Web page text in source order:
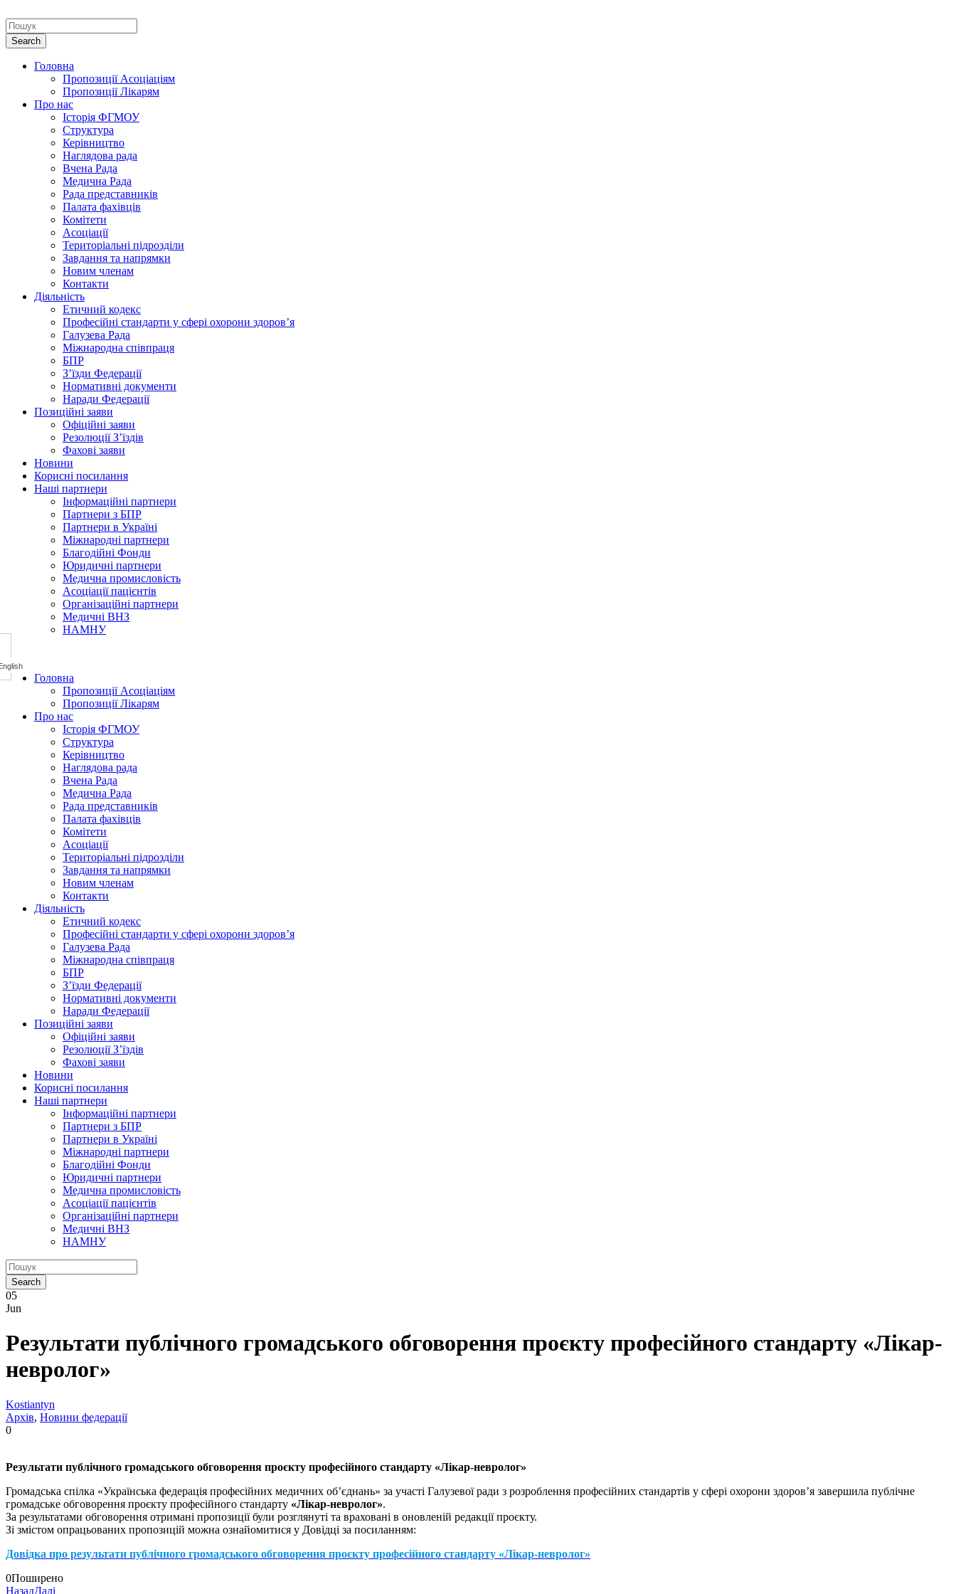
Головна
Пропозиції Асоціаціям
Пропозиції Лікарям
Про нас
Історія ФГМОУ
Структура
Керівництво
Наглядова рада
Вчена Рада
Медична Рада
Рада представників
Палата фахівців
Комітети
Асоціації
Територіальні підрозділи
Завдання та напрямки
Новим членам
Контакти
Діяльність
Етичний кодекс
Професійні стандарти у сфері охорони здоров’я
Галузева Рада
Міжнародна співпраця
БПР
З’їзди Федерації
Нормативні документи
Наради Федерації
Позиційні заяви
Офіційні заяви
Резолюції З’їздів
Фахові заяви
Новини
Корисні посилання
Наші партнери
Інформаційні партнери
Партнери з БПР
Партнери в Україні
Міжнародні партнери
Благодійні Фонди
Юридичні партнери
Медична промисловість
Асоціації пацієнтів
Організаційні партнери
Медичні ВНЗ
НАМНУ
Головна
Пропозиції Асоціаціям
Пропозиції Лікарям
Про нас
Історія ФГМОУ
Структура
Керівництво
Наглядова рада
Вчена Рада
Медична Рада
Рада представників
Палата фахівців
Комітети
Асоціації
Територіальні підрозділи
Завдання та напрямки
Новим членам
Контакти
Діяльність
Етичний кодекс
Професійні стандарти у сфері охорони здоров’я
Галузева Рада
Міжнародна співпраця
БПР
З’їзди Федерації
Нормативні документи
Наради Федерації
Позиційні заяви
Офіційні заяви
Резолюції З’їздів
Фахові заяви
Новини
Корисні посилання
Наші партнери
Інформаційні партнери
Партнери з БПР
Партнери в Україні
Міжнародні партнери
Благодійні Фонди
Юридичні партнери
Медична промисловість
Асоціації пацієнтів
Організаційні партнери
Медичні ВНЗ
НАМНУ
05
Jun
Результати публічного громадського обговорення проєкту професійного стандарту «Лікар-
невролог»
Kostiantyn
Aрхів, Новини федерації
0
Результати публічного громадського обговорення проєкту професійного стандарту «Лікар-невролог»
Громадська спілка «Українська федерація професійних медичних об’єднань» за участі Галузевої ради з розроблення професійних стандартів у сфері охорони здоров’я завершила публічне
громадське обговорення проєкту професійного стандарту «Лікар-невролог».
За результатами обговорення отримані пропозиції були розглянуті та враховані в оновленій редакції проєкту.
Зі змістом опрацьованих пропозицій можна ознайомитися у Довідці за посиланням:
Довідка про результати публічного громадського обговорення проєкту професійного стандарту «Лікар-невролог»
0Поширено
НазадДалі